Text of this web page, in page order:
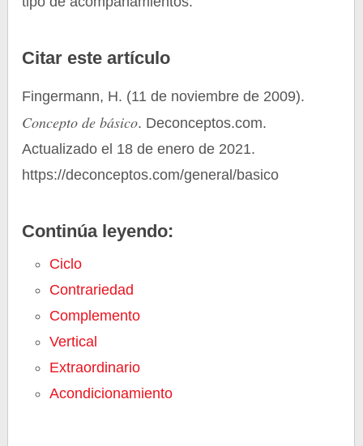
Citar este artículo
Fingermann, H. (11 de noviembre de 2009).
Concepto de básico. Deconceptos.com.
Actualizado el 18 de enero de 2021.
https://deconceptos.com/general/basico
Continúa leyendo:
Ciclo
Contrariedad
Complemento
Vertical
Extraordinario
Acondicionamiento